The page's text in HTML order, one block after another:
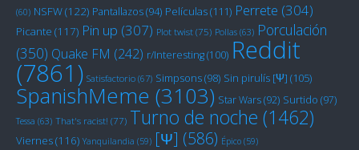
(60) NSFW(122) Pantallazos(94) Películas(111) Perrete (304)
Picante (117) Pin up (307) Plot twist (75) Pollas (63) Porculación
(350) Quake FM (242) r/Interesting(100) Reddit
(7861) Satisfactorio (67) Simpsons(98) Sin pirulís [Ψ] (105)
SpanishMeme (3103) Star Wars(92) Surtido (97)
Tessa (63) That's racist! (77) Turno de noche (1462)
Viernes(116) Yanquilandia (59) [Ψ] (586) Épico (59)